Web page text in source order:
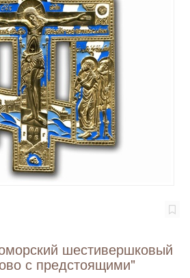
шестивершковый
с предстоящими"